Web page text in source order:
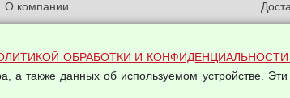
О компании
данных
ОБРАБОТКИ И
а также данных об используемом устройстве.